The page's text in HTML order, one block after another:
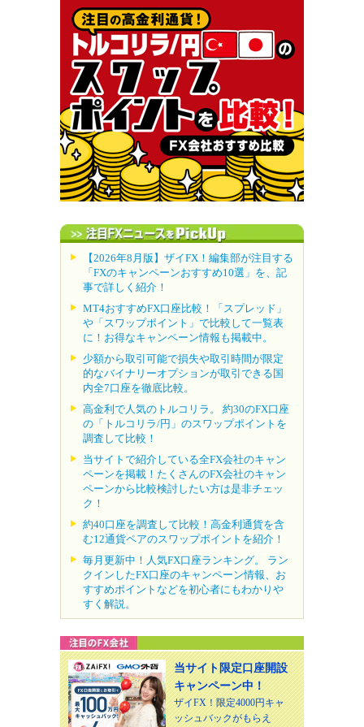
【2026年8月版】ザイFX！編集部が注目する
「FXのキャンペーンおすすめ10選」を、記
事で詳しく紹介！
MT4おすすめFX口座比較！「スプレッド」
や「スワップポイント」で比較して一覧表
に！お得なキャンペーン情報も掲載中。
少額から取引可能で損失や取引時間が限定
的なバイナリーオプションが取引できる国
内全7口座を徹底比較。
高金利で人気のトルコリラ。 約30のFX口座
の「トルコリラ/円」のスワップポイントを
調査して比較！
当サイトで紹介している全FX会社のキャン
ペーンを掲載！たくさんのFX会社のキャン
ペーンから比較検討したい方は是非チェッ
ク！
約40口座を調査して比較！高金利通貨を含
む12通貨ペアのスワップポイントを紹介！
毎月更新中！人気FX口座ランキング。 ラン
クインしたFX口座のキャンペーン情報、お
すすめポイントなどを初心者にもわかりや
すく解説。
当サイト限定口座開設
キャンペーン中！
ザイFX！限定4000円キャ
ッシュバックがもらえ